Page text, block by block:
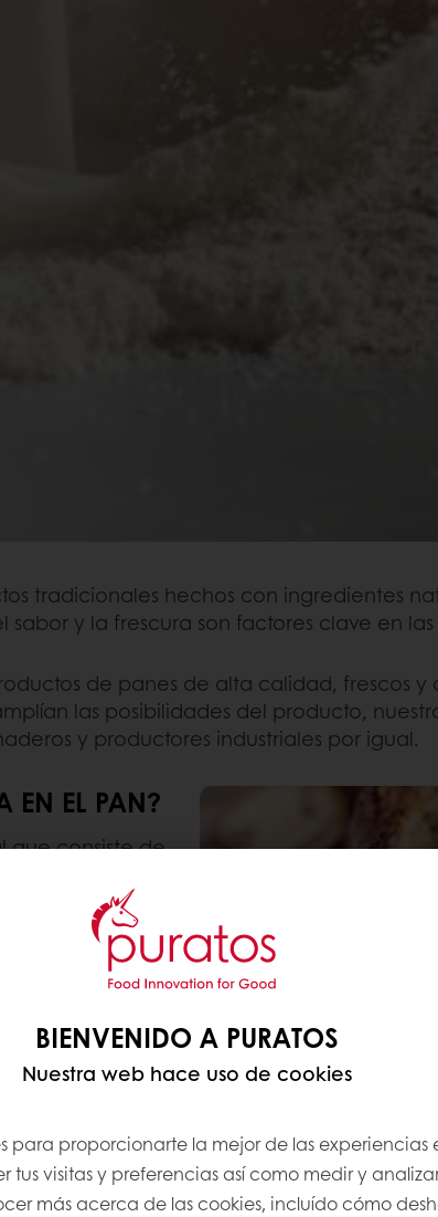
tradicionales hechos con ingredientes
y la frescura son factores clave en
de panes de alta calidad, frescos
las posibilidades del producto,
y productores industriales por igual.
EN EL PAN?
que consiste de
levain, masa
a los
dentro
se encuentran
pan, mientras
de masas madre
de levadura
para el pan de
BIENVENIDO A PURATOS
Nuestra web hace uso de cookies
para proporcionarte la mejor de las experiencias
tus visitas y preferencias así como medir y
más acerca de las cookies, incluído cómo